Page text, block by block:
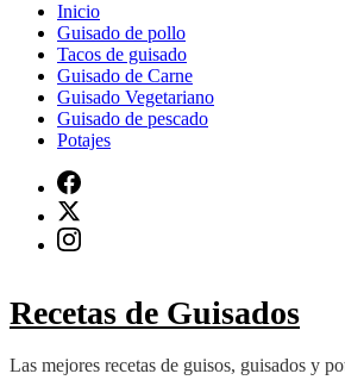
Inicio
Guisado de pollo
Tacos de guisado
Guisado de Carne
Guisado Vegetariano
Guisado de pescado
Potajes
Recetas de Guisados
Las mejores recetas de guisos, guisados y